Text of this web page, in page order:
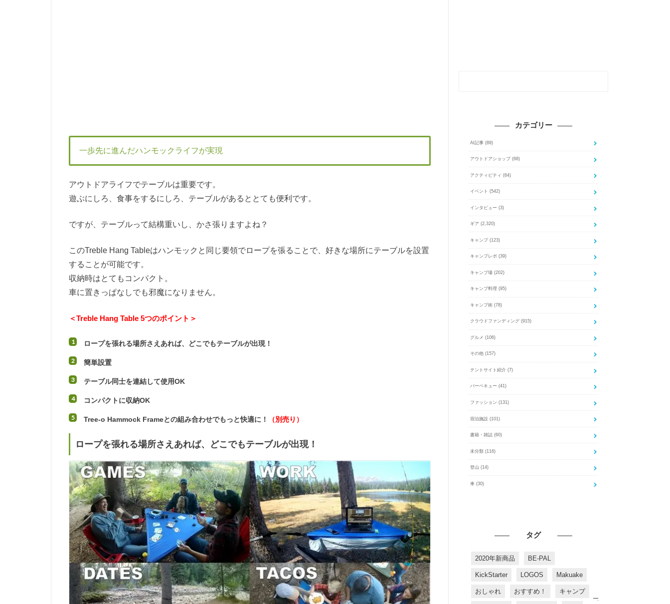
一歩先に進んだハンモックライフが実現
アウトドアライフでテーブルは重要です。
遊ぶにしろ、食事をするにしろ、テーブルがあるととても便利です。
ですが、テーブルって結構重いし、かさ張りますよね？
このTreble Hang Tableはハンモックと同じ要領でロープを張ることで、好きな場所にテーブルを設置
することが可能です。
収納時はとてもコンパクト。
車に置きっぱなしでも邪魔になりません。
＜Treble Hang Table 5つのポイント＞
ロープを張れる場所さえあれば、どこでもテーブルが出現！
簡単設置
テーブル同士を連結して使用OK
コンパクトに収納OK
Tree-o Hammock Frameとの組み合わせでもっと快適に！ （別売り）
ロープを張れる場所さえあれば、どこでもテーブルが出現！
カテゴリー
AI記事 (89)
アウトドアショップ (68)
アクティビティ (64)
イベント (542)
インタビュー (3)
ギア (2,320)
キャンプ (123)
キャンプレポ (39)
キャンプ場 (202)
キャンプ料理 (95)
キャンプ術 (78)
クラウドファンディング (915)
グルメ (106)
その他 (157)
テントサイト紹介 (7)
バーベキュー (41)
ファッション (131)
宿泊施設 (101)
書籍・雑誌 (60)
未分類 (116)
登山 (14)
車 (30)
タグ
2020年新商品 BE-PAL
KickStarter LOGOS Makuake
おしゃれ おすすめ！ キャンプ
す